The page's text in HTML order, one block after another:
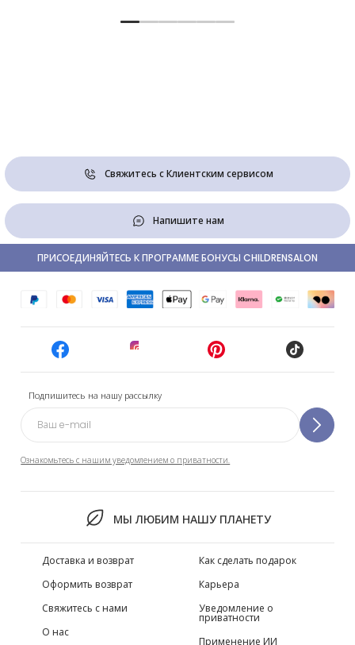
Свяжитесь с Клиентским сервисом
Напишите нам
Подпишитесь на нашу рассылку
Ознакомьтесь с нашим уведомлением о приватности.
МЫ ЛЮБИМ НАШУ ПЛАНЕТУ
ПРИСОЕДИНЯЙТЕСЬ К ПРОГРАММЕ БОНУСЫ CHILDRENSALON
Доставка и возврат
Оформить возврат
Свяжитесь с нами
О нас
Как сделать подарок
Карьера
Уведомление о
приватности
Применение ИИ